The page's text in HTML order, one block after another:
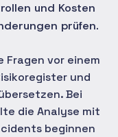
und Kosten
prüfen.
Fragen vor einem
und
Bei
die Analyse mit
beginnen